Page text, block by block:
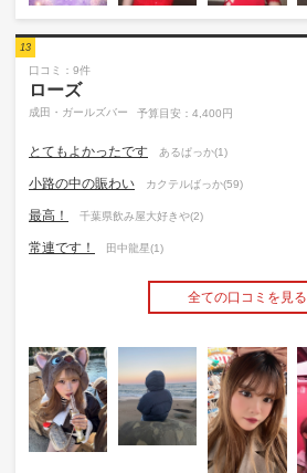
13
口コミ：9件
ローズ
成田・ガールズバー 予算目安：4,400円
とてもよかったです あるぱっか(1)
小路の中の賑わい カクテルばっか(59)
最高！ 千葉県飲み屋大好きや(2)
常連です！ 田中龍星(1)
全ての口コミを見る